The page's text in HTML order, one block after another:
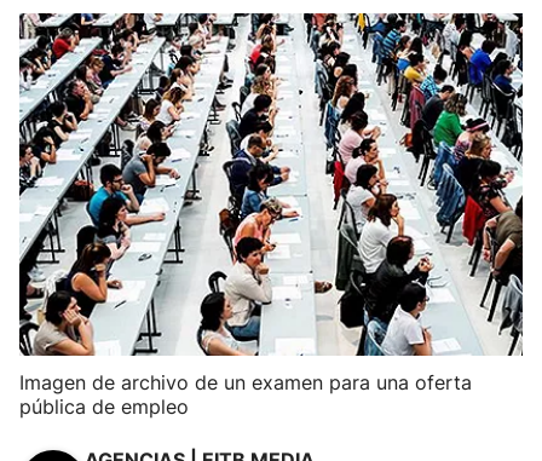
Imagen de archivo de un examen para una oferta
pública de empleo